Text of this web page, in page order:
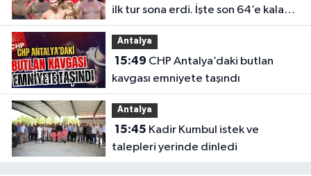
ilk tur sona erdi. İşte son 64’e kalan
başpehlivanlar
Antalya
15:49
kavgası emniyete taşındı
Antalya
15:45
talepleri yerinde dinledi